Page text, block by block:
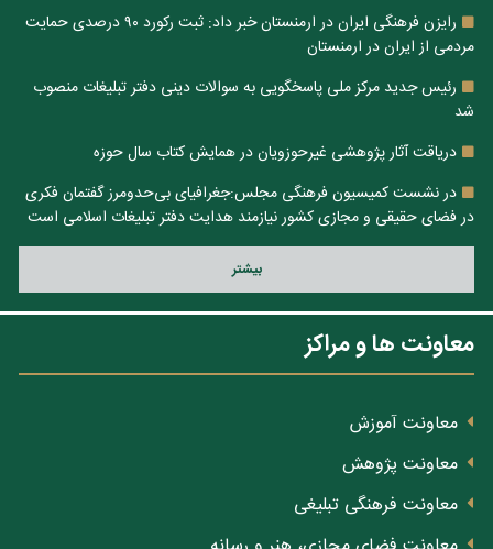
رایزن فرهنگی ایران در ارمنستان خبر داد: ثبت رکورد ۹۰ درصدی حمایت
مردمی از ایران در ارمنستان
رئیس جدید مرکز ملی پاسخگویی به سوالات دینی دفتر تبلیغات منصوب
شد
دریاقت آثار پژوهشی غیرحوزویان در همایش کتاب سال حوزه
در نشست کمیسیون فرهنگی مجلس:جغرافیای بی‌حدومرز گفتمان فکری
در فضای حقیقی و مجازی کشور نیازمند هدایت دفتر تبلیغات اسلامی است
بيشتر
معاونت ها و مراکز
معاونت آموزش
معاونت پژوهش
معاونت فرهنگی تبلیغی